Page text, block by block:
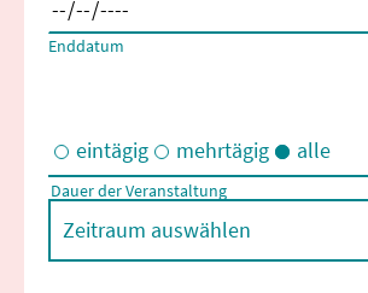
Enddatum
Eintägige und/oder mehrtägige
eintägig mehrtägig alle
Dauer der Veranstaltung
Zeitraum auswählen